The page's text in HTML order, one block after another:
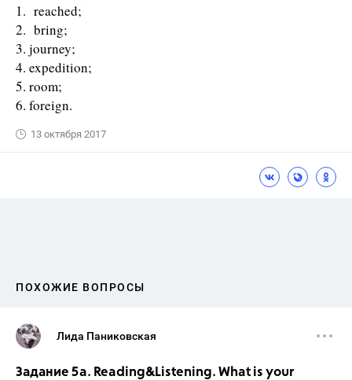
1. reached;
2. bring;
3. journey;
4. expedition;
5. room;
6. foreign.
13 октября 2017
ПОХОЖИЕ ВОПРОСЫ
Лида Паниковская
Задание 5a. Reading&Listening. What is your